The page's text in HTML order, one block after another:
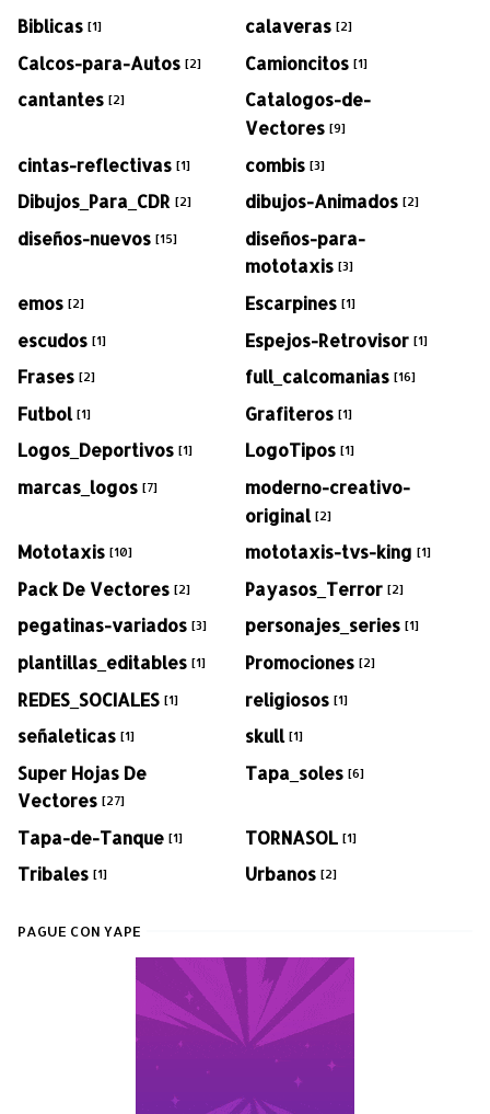
Biblicas [1] calaveras [2]
Calcos-para-Autos [2] Camioncitos [1]
cantantes [2]
Catalogos-de-
Vectores [9]
cintas-reflectivas [1] combis [3]
Dibujos_Para_CDR [2] dibujos-Animados [2]
diseños-nuevos [15]
diseños-para-
mototaxis [3]
emos [2] Escarpines [1]
escudos [1] Espejos-Retrovisor [1]
Frases [2] full_calcomanias [16]
Futbol [1] Grafiteros [1]
Logos_Deportivos [1] LogoTipos [1]
marcas_logos [7]
moderno-creativo-
original [2]
Mototaxis [10] mototaxis-tvs-king [1]
Pack De Vectores [2] Payasos_Terror [2]
pegatinas-variados [3] personajes_series [1]
plantillas_editables [1] Promociones [2]
REDES_SOCIALES [1] religiosos [1]
señaleticas [1] skull [1]
Super Hojas De
Vectores [27]
Tapa_soles [6]
Tapa-de-Tanque [1] TORNASOL [1]
Tribales [1] Urbanos [2]
PAGUE CON YAPE